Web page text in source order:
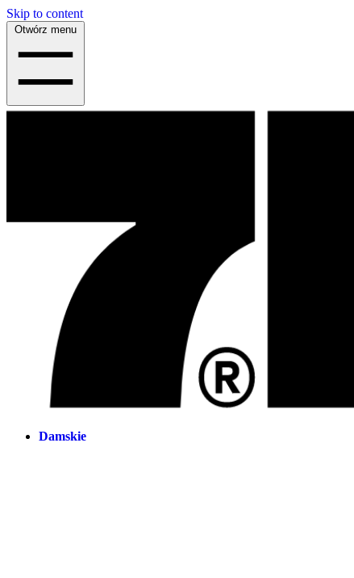
Skip to content
Otwórz menu
Damskie